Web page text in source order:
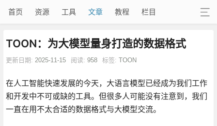
首页 资源 工具 文章 教程 栏目
TOON：为大模型量身打造的数据格式
更新日期: 2025-11-15 阅读: 958 标签: TOON
在人工智能快速发展的今天，大语言模型已经成为我们工作
和开发中不可或缺的工具。但很多人可能没有注意到，我们
一直在用不太合适的数据格式与大模型交流。